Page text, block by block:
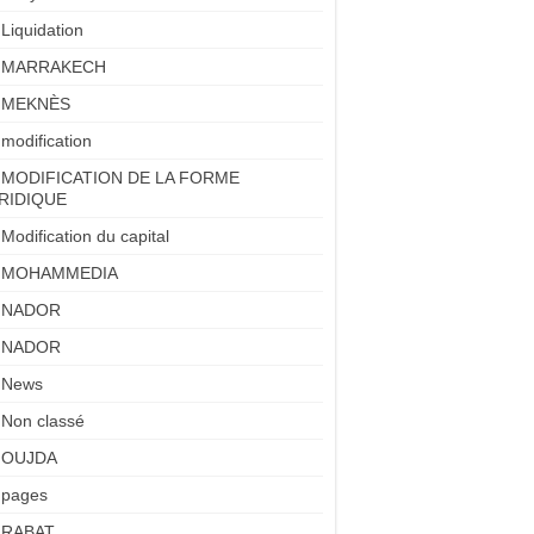
Liquidation
MARRAKECH
MEKNÈS
modification
MODIFICATION DE LA FORME
Modification du capital
MOHAMMEDIA
NADOR
NADOR
News
Non classé
OUJDA
pages